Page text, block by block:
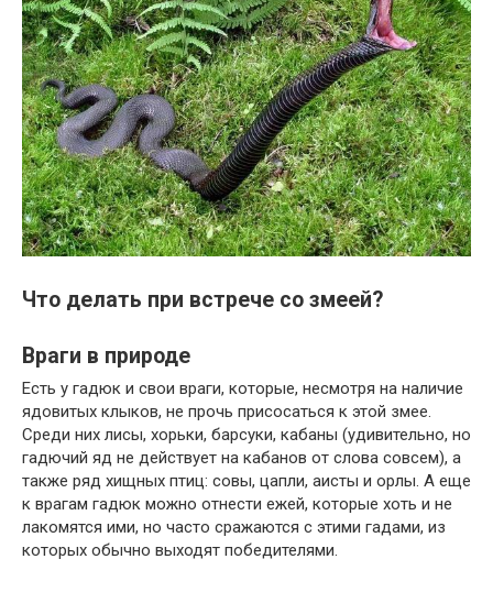
Что делать при встрече со змеей?
Враги в природе
Есть у гадюк и свои враги, которые, несмотря на наличие
ядовитых клыков, не прочь присосаться к этой змее.
Среди них лисы, хорьки, барсуки, кабаны (удивительно, но
гадючий яд не действует на кабанов от слова совсем), а
также ряд хищных птиц: совы, цапли, аисты и орлы. А еще
к врагам гадюк можно отнести ежей, которые хоть и не
лакомятся ими, но часто сражаются с этими гадами, из
которых обычно выходят победителями.